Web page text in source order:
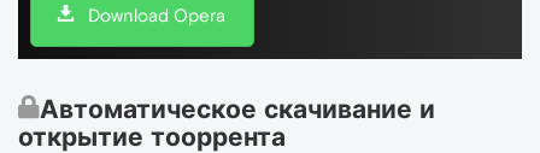
Download Opera
Автоматическое скачивание и
открытие тооррента